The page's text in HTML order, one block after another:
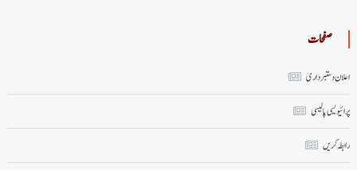
صفحات
اعلان دستبرداری
پرائیویسی پالیسی
رابطہ کریں